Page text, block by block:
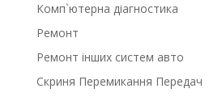
Комп`ютерна діагностика
Ремонт
Ремонт інших систем авто
Скриня Перемикання Передач